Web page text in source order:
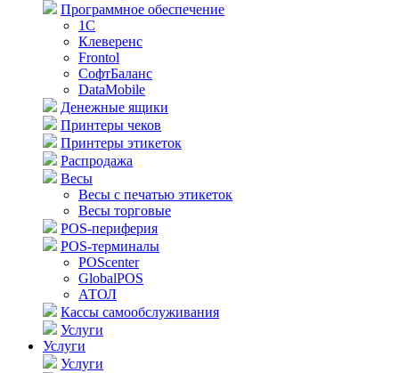
Программное обеспечение
1С
Клеверенс
Frontol
СофтБаланс
DataMobile
Денежные ящики
Принтеры чеков
Принтеры этикеток
Распродажа
Весы
Весы с печатью этикеток
Весы торговые
POS-периферия
POS-терминалы
POScenter
GlobalPOS
АТОЛ
Кассы самообслуживания
Услуги
Услуги
Услуги